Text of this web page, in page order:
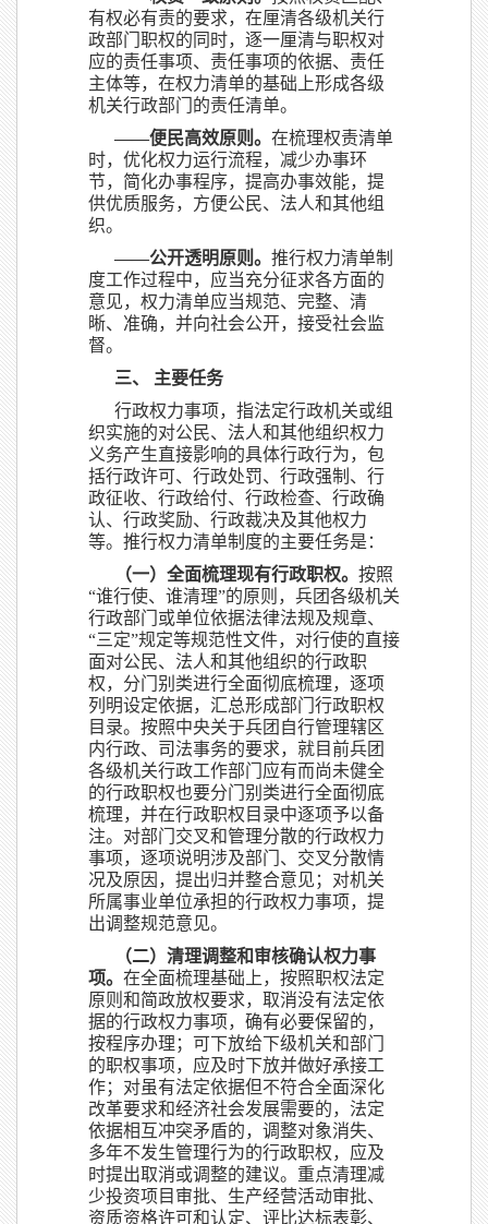
有权必有责的要求，在厘清各级机关行
政部门职权的同时，逐一厘清与职权对
应的责任事项、责任事项的依据、责任
主体等，在权力清单的基础上形成各级
机关行政部门的责任清单。
——便民高效原则。 在梳理权责清单
时，优化权力运行流程，减少办事环
节，简化办事程序，提高办事效能，提
供优质服务，方便公民、法人和其他组
织。
——公开透明原则。 推行权力清单制
度工作过程中，应当充分征求各方面的
意见，权力清单应当规范、完整、清
晰、准确，并向社会公开，接受社会监
督。
三、 主要任务
行政权力事项，指法定行政机关或组
织实施的对公民、法人和其他组织权力
义务产生直接影响的具体行政行为，包
括行政许可、行政处罚、行政强制、行
政征收、行政给付、行政检查、行政确
认、行政奖励、行政裁决及其他权力
等。推行权力清单制度的主要任务是：
（一）全面梳理现有行政职权。 按照
“谁行使、谁清理”的原则，兵团各级机关
行政部门或单位依据法律法规及规章、
“三定”规定等规范性文件，对行使的直接
面对公民、法人和其他组织的行政职
权，分门别类进行全面彻底梳理，逐项
列明设定依据，汇总形成部门行政职权
目录。按照中央关于兵团自行管理辖区
内行政、司法事务的要求，就目前兵团
各级机关行政工作部门应有而尚未健全
的行政职权也要分门别类进行全面彻底
梳理，并在行政职权目录中逐项予以备
注。对部门交叉和管理分散的行政权力
事项，逐项说明涉及部门、交叉分散情
况及原因，提出归并整合意见；对机关
所属事业单位承担的行政权力事项，提
出调整规范意见。
（二）清理调整和审核确认权力事
项。 在全面梳理基础上，按照职权法定
原则和简政放权要求，取消没有法定依
据的行政权力事项，确有必要保留的，
按程序办理；可下放给下级机关和部门
的职权事项，应及时下放并做好承接工
作；对虽有法定依据但不符合全面深化
改革要求和经济社会发展需要的，法定
依据相互冲突矛盾的，调整对象消失、
多年不发生管理行为的行政职权，应及
时提出取消或调整的建议。重点清理减
少投资项目审批、生产经营活动审批、
资质资格许可和认定、评比达标表彰、